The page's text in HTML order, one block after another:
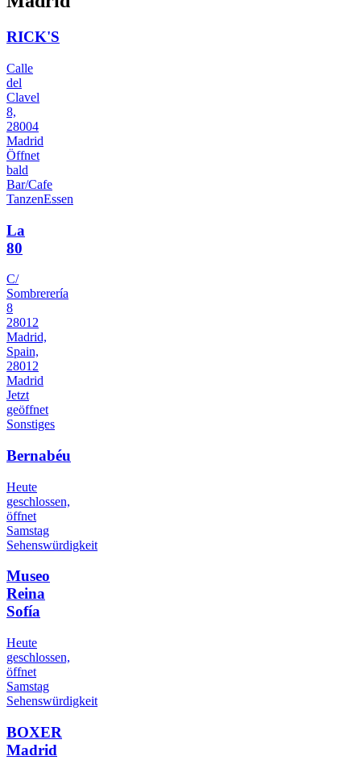
RICK'S
Calle
del
Clavel
8,
28004
Madrid
Öffnet
bald
Bar/Cafe
TanzenEssen
La
80
C/
Sombrerería
8
28012
Madrid,
Spain,
28012
Madrid
Jetzt
geöffnet
Sonstiges
Bernabéu
Heute
geschlossen,
öffnet
Samstag
Sehenswürdigkeit
Museo
Reina
Sofía
Heute
geschlossen,
öffnet
Samstag
Sehenswürdigkeit
BOXER
Madrid